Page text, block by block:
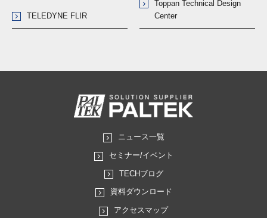
TELEDYNE FLIR
Toppan Technical Design
Center
ニュース一覧
セミナー/イベント
TECHブログ
資料ダウンロード
アクセスマップ